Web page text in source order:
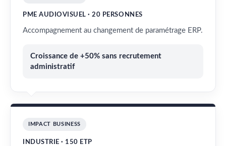
PME AUDIOVISUEL · 20 PERSONNES
Accompagnement au changement de paramétrage ERP.
Croissance de +50% sans recrutement
administratif
IMPACT BUSINESS
INDUSTRIE · 150 ETP